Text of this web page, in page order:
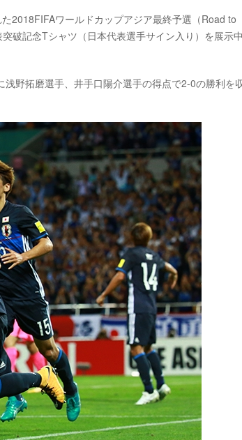
2018FIFAワールドカップアジア最終予選（Road to
破記念Tシャツ（日本代表選手サイン入り）を展示
野拓磨選手、井手口陽介選手の得点で2-0の勝利を